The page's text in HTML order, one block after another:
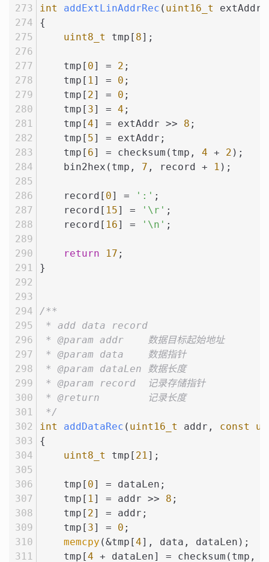
int
addExtLinAddrRec ( uint16_t
{
uint8_t
tmp[ 8];
    tmp[
0] = 2 ;
    tmp[
1] = 0 ;
    tmp[
2] = 0 ;
    tmp[
3] = 4 ;
    tmp[
4] = extAddr >> 8 ;
    tmp[
5] = extAddr;
    tmp[
6] = checksum(tmp, 4 + 2 );
    bin2hex(tmp,
7 , record + 1 );
    record[
0] = ':' ;
    record[
15] = '\r' ;
    record[
16] = '\n' ;
return 17 ;
}
/**
* add data record
* @param addr    数据目标起始地址
* @param data    数据指针
* @param dataLen 数据长度
* @param record  记录存储指针
* @return        记录长度
*/
int
addDataRec ( uint16_t addr, const
{
uint8_t
tmp[ 21];
    tmp[
0] = dataLen;
    tmp[
1] = addr >> 8 ;
    tmp[
2] = addr;
    tmp[
3] = 0 ;
memcpy (&tmp[4], data, dataLen);
    tmp[
4 + dataLen] = checksum(tmp,